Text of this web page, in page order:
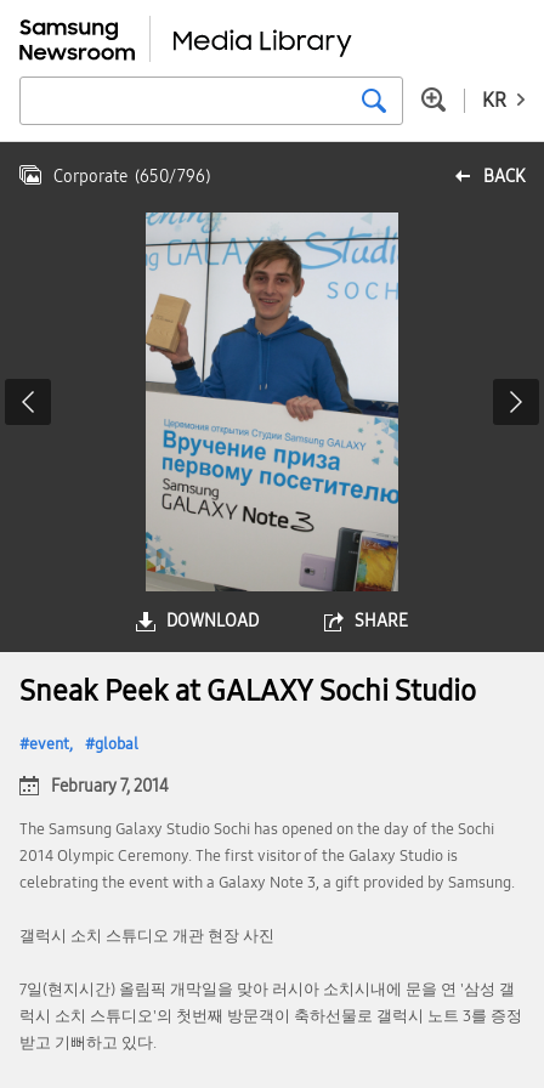
KR
BACK
Corporate (650/796)
DOWNLOAD SHARE
Sneak Peek at GALAXY Sochi Studio
event global
February 7, 2014
The Samsung Galaxy Studio Sochi has opened on the day of the Sochi
2014 Olympic Ceremony. The first visitor of the Galaxy Studio is
celebrating the event with a Galaxy Note 3, a gift provided by Samsung.
갤럭시 소치 스튜디오 개관 현장 사진
7일(현지시간) 올림픽 개막일을 맞아 러시아 소치시내에 문을 연 '삼성 갤
럭시 소치 스튜디오'의 첫번째 방문객이 축하선물로 갤럭시 노트 3를 증정
받고 기뻐하고 있다.